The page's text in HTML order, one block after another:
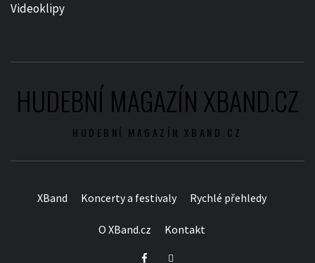
Videoklipy
HUDEBNÍ MAGAZÍN XBAND.CZ
HUDEBNÍ MAGAZÍN XBAND.CZ
XBand Koncerty a festivaly Rychlé přehledy
O XBand.cz Kontakt
FacebookTwitter